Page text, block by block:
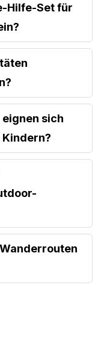
Hilfe-Set für
sich